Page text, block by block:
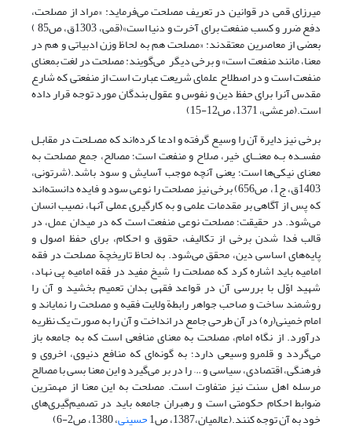
میرزای قمی در قوانین در تعریف مصلحت می‌فرماید: «مراد از مصلحت،
دفع ضرر و کسب منفعت برای آخرت و دنیا است»(قمی، 1303ق، ص85 )
بعضی از معاصرین معتقدند: «مصلحت هم به لحاظ وزن ادبیاتی و هم در
معنا، مانند منفعت است» و برخی دیگر می‌گویند: مصلحت در لغت بمعنای
منفعت است و در اصطلاح علمای‏ شریعت عبارت است از منفعتی که شارع
مقدس آنرا برای حفظ دین و نفوس و عقول بندگان مورد توجه قرار داده
است.(مرعشی، 1371، ص12-15)
برخی نیز دایرة آن را وسیع گرفته و ادعا کرده‌اند که مصـلحت در مقابـل
مفسـده بـه معنــای خیر، صلاح و منفعت است؛ مصالح، جمع مصلحت به
معنای نیکی‌‌ها است؛ یعنی آنچه موجب آسایش و سود باشد.(شرتونی،
1403ق، ج1، ص656) برخی نیز مصلحت را نوعی سود و فایده دانسته‌اند
که پس از آگاهی بر مقدمات علمی و به کارگیری عملی آنها، نصیب انسان
می‌شود. در حقیقت؛ مصلحت نوعی منفعت است که در میدان عمل، در
قالب فدا شدن برخی از تکالیف، ‌حقوق و احکام، برای حفظ اصول و
پایه‌های اساسی دین، محقق می‌شود. به لحاظ تاریخچة مصلحت در فقه
امامیه باید اشاره کرد که مصلحت را شیخ مفید در فقه امامیه پی نهاد،
شهید اوّل با بررسی آن در قواعد فقهی بدان تعمیم بخشید و آن را
روشمند ساخت و صاحب جواهر رابطة ولایت فقیه و مصلحت را نمایاند و
امام خمینی(ره) در آن طرحی جامع در انداخت و آن را به صورت یک نظریه
درآورد. از نگاه امام، مصلحت به معنای منافعی است که به جامعه باز
می‌گردد و قلمرو وسیعی دارد؛ به گونه‌ای که منافع دنیوی، اخروی و
فرهنگی، اقتصادی، سیاسی و … را در بر می‌گیرد و این معنا بسی با مصالح
مرسله اهل سنت نیز متفاوت است. مصلحت به این معنا از مهمترین
ضوابط احکام حکومتی است و رهبران جامعه باید در تصمیم‌گیری‌های
خود به آن توجه کنند.(عالمیان،1387، ص1 حسینی، 1380، ص2-6)